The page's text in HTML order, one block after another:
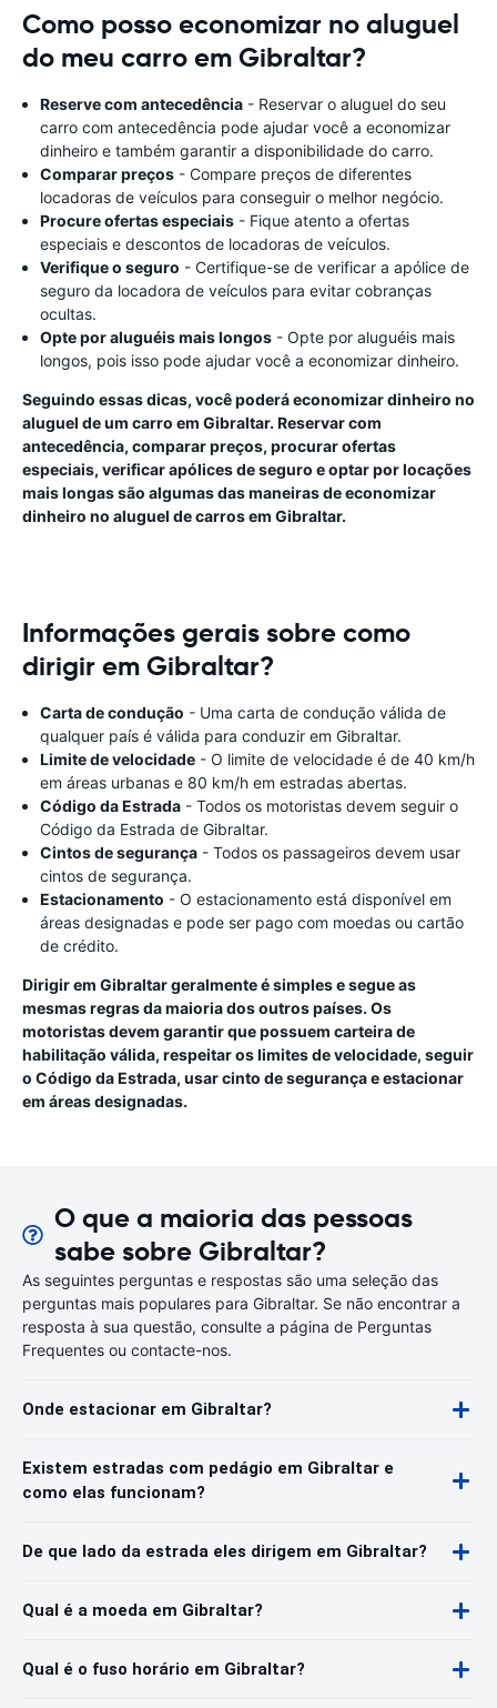
Como posso economizar no aluguel
do meu carro em Gibraltar?
Reserve com antecedência - Reservar o aluguel do seu
carro com antecedência pode ajudar você a economizar
dinheiro e também garantir a disponibilidade do carro.
Comparar preços - Compare preços de diferentes
locadoras de veículos para conseguir o melhor negócio.
Procure ofertas especiais - Fique atento a ofertas
especiais e descontos de locadoras de veículos.
Verifique o seguro - Certifique-se de verificar a apólice de
seguro da locadora de veículos para evitar cobranças
ocultas.
Opte por aluguéis mais longos - Opte por aluguéis mais
longos, pois isso pode ajudar você a economizar dinheiro.
Seguindo essas dicas, você poderá economizar dinheiro no
aluguel de um carro em Gibraltar. Reservar com
antecedência, comparar preços, procurar ofertas
especiais, verificar apólices de seguro e optar por locações
mais longas são algumas das maneiras de economizar
dinheiro no aluguel de carros em Gibraltar.
Informações gerais sobre como
dirigir em Gibraltar?
Carta de condução - Uma carta de condução válida de
qualquer país é válida para conduzir em Gibraltar.
Limite de velocidade - O limite de velocidade é de 40 km/h
em áreas urbanas e 80 km/h em estradas abertas.
Código da Estrada - Todos os motoristas devem seguir o
Código da Estrada de Gibraltar.
Cintos de segurança - Todos os passageiros devem usar
cintos de segurança.
Estacionamento - O estacionamento está disponível em
áreas designadas e pode ser pago com moedas ou cartão
de crédito.
Dirigir em Gibraltar geralmente é simples e segue as
mesmas regras da maioria dos outros países. Os
motoristas devem garantir que possuem carteira de
habilitação válida, respeitar os limites de velocidade, seguir
o Código da Estrada, usar cinto de segurança e estacionar
em áreas designadas.
O que a maioria das pessoas
sabe sobre Gibraltar?
As seguintes perguntas e respostas são uma seleção das
perguntas mais populares para Gibraltar. Se não encontrar a
resposta à sua questão, consulte a página de Perguntas
Frequentes ou contacte-nos.
Onde estacionar em Gibraltar?
Existem estradas com pedágio em Gibraltar e
como elas funcionam?
De que lado da estrada eles dirigem em Gibraltar?
Qual é a moeda em Gibraltar?
Qual é o fuso horário em Gibraltar?